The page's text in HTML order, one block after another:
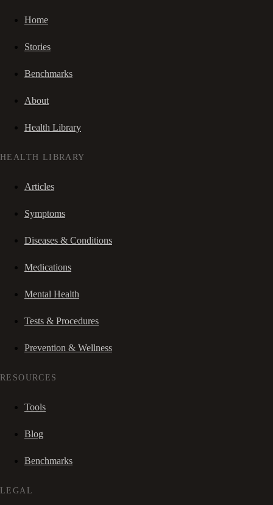
Home
Stories
Benchmarks
About
Health Library
HEALTH LIBRARY
Articles
Symptoms
Diseases & Conditions
Medications
Mental Health
Tests & Procedures
Prevention & Wellness
RESOURCES
Tools
Blog
Benchmarks
LEGAL